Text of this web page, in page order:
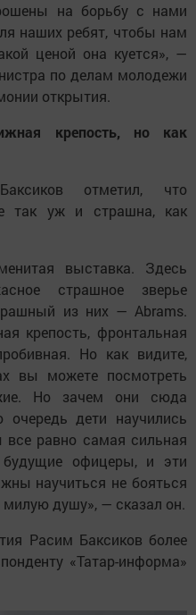
на борьбу с нами
наших ребят, чтобы нам
ценой она куется», —
по делам молодежи
открытия.
крепость, но как
отметил, что
так уж и страшна, как
выставка. Здесь
страшное зверье
из них — Abrams.
крепость, фронтальная
Но как видите,
вы можете посмотреть
Но зачем они сюда
дети научились
равно самая сильная
офицеры, и эти
научиться не бояться
милую душу», — сказал он.
Расим Баксиков более
«Татар-информа»